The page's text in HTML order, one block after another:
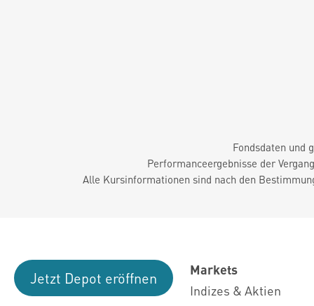
Fondsdaten und
Performanceergebnisse der
Alle Kursinformationen sind nach den
Jetzt Depot eröffnen
Markets
Indizes & Aktien